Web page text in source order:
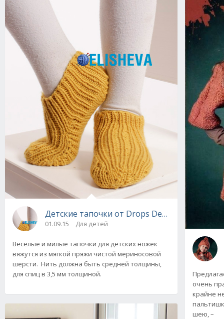
Детские тапочки от Drops Design с узором
01.09.15 Для детей
Весёлые и милые тапочки для детских ножек
вяжутся из мягкой пряжи чистой мериносовой
шерсти. Нить должна быть средней толщины,
для спиц в 3,5 мм толщиной.
очень
крайне
шею, –